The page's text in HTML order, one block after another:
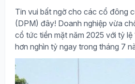
Tin vui bất ngờ cho các cổ đông
(DPM) đây! Doanh nghiệp vừa
cổ tức tiền mặt năm 2025 với tỷ lệ
hơn nghìn tỷ ngay trong tháng 7